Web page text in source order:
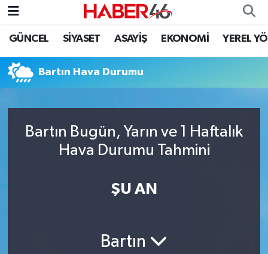
GÜNCEL SİYASET ASAYİŞ EKONOMİ YEREL
Bartın Hava Durumu
Bartın Bugün, Yarın ve 1 Haftalık
Hava Durumu Tahmini
ŞU AN
Bartın
GÜNCEL
SİYASET
EKONOMİ
SPOR
Nöbetçi Eczaneler
Hava Durumu
Kahramanmaraş Namaz Vakitleri
Trafik Durumu